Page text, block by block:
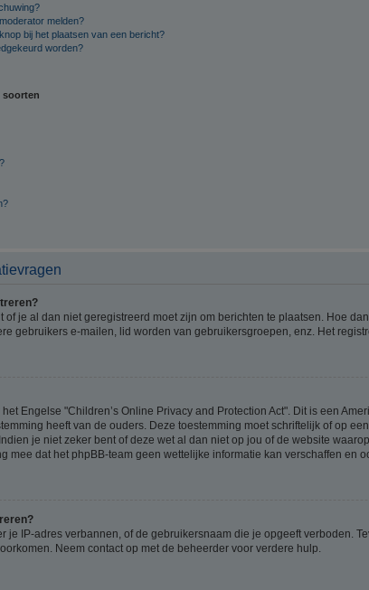
melden?
bij het plaatsen van een bericht?
worden?
soorten
of je al dan niet geregistreerd moet zijn om berichten te plaatsen. Hoe
gebruikers e-mailen, lid worden van gebruikersgroepen, enz. Het
het Engelse "Children’s Online Privacy and Protection Act". Dit is een
heeft van de ouders. Deze toestemming moet schriftelijk of op
je niet zeker bent of deze wet al dan niet op jou of de website
mee dat het phpBB-team geen wettelijke informatie kan verschaffen
je IP-adres verbannen, of de gebruikersnaam die je opgeeft verboden.
Neem contact op met de beheerder voor verdere hulp.